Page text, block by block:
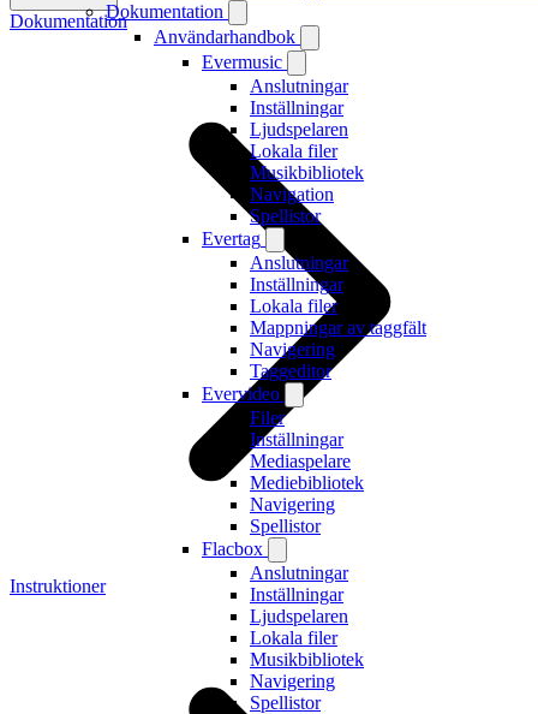
Dokumentation
Användarhandbok
Evermusic
Anslutningar
Inställningar
Ljudspelaren
Lokala filer
Musikbibliotek
Navigation
Spellistor
Evertag
Anslutningar
Inställningar
Lokala filer
Mappningar av taggfält
Navigering
Taggeditor
Evervideo
Filer
Inställningar
Mediaspelare
Mediebibliotek
Navigering
Spellistor
Flacbox
Anslutningar
Inställningar
Ljudspelaren
Lokala filer
Musikbibliotek
Navigering
Spellistor
Dokumentation
Instruktioner